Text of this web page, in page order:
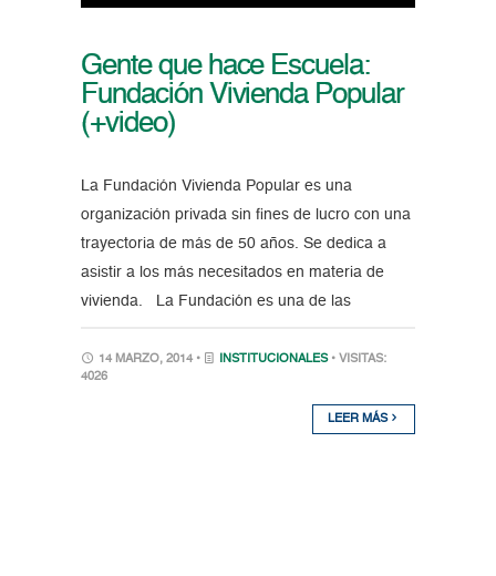
Gente que hace Escuela:
Fundación Vivienda Popular
(+video)
La Fundación Vivienda Popular es una
organización privada sin fines de lucro con una
trayectoria de más de 50 años. Se dedica a
asistir a los más necesitados en materia de
vivienda. La Fundación es una de las
14 MARZO, 2014 • INSTITUCIONALES • VISITAS:
4026
LEER MÁS